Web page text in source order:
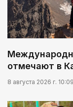
отмечают в
8 августа 2026 г. 10:09